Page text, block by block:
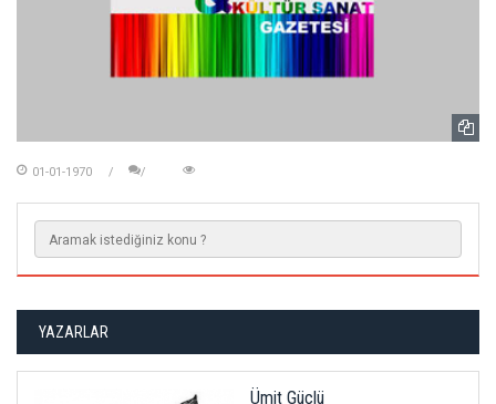
01-01-1970
YAZARLAR
Ümit Güçlü